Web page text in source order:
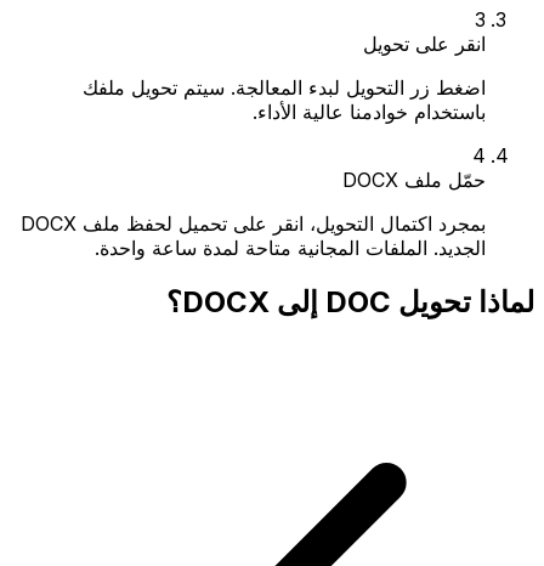
3
انقر على تحويل
اضغط زر التحويل لبدء المعالجة. سيتم تحويل ملفك
باستخدام خوادمنا عالية الأداء.
4
حمّل ملف DOCX
بمجرد اكتمال التحويل، انقر على تحميل لحفظ ملف DOCX
الجديد. الملفات المجانية متاحة لمدة ساعة واحدة.
لماذا تحويل DOC إلى DOCX؟